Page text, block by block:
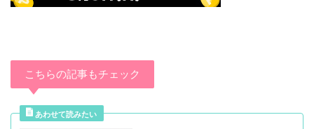
こちらの記事もチェック